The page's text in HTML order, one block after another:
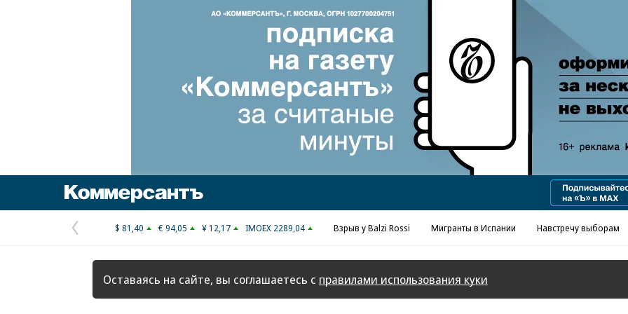
Реклама в «Ъ» www.kommersant.ru/ad
Предыдущая
страница
$ 81,40 € 94,05 ¥ 12,17 IMOEX 2289,04 Взрыв у Balzi Rossi Мигранты в Испании Навстречу выборам
Оставаясь на сайте, вы соглашаетесь с правилами использования куки